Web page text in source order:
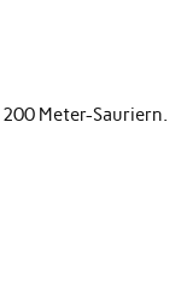
Meter-Sauriern.